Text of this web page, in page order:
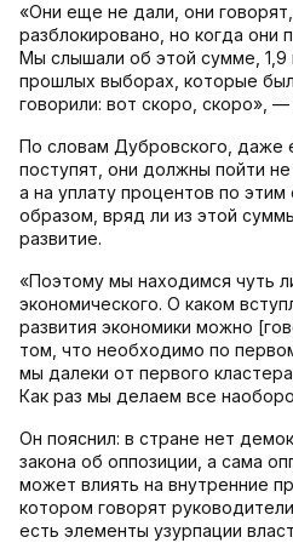
«Они еще не дали, они
разблокировано, но когда они
Мы слышали об этой сумме,
прошлых выборах, которые
говорили: вот скоро, скоро», —
По словам Дубровского, даже
поступят, они должны пойти не
а на уплату процентов по
образом, вряд ли из этой
развитие.
«Поэтому мы находимся чуть
экономического. О каком
развития экономики можно
том, что необходимо по
мы далеки от первого
Как раз мы делаем все
Он пояснил: в стране нет
закона об оппозиции, а сама
может влиять на внутренние
котором говорят
есть элементы узурпации